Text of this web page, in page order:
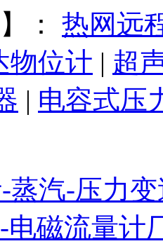
： 热网远
物位计 | 超
| 电容式压